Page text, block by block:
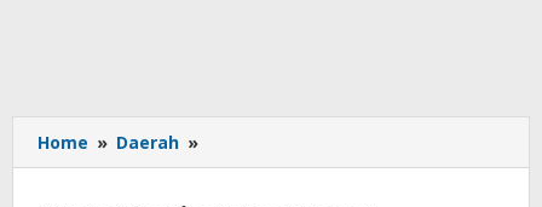
Home » Daerah »
Emergency